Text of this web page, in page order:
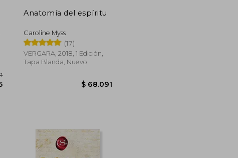
Anatomía del espíritu
Caroline Myss
(17)
VERGARA, 2018, 1 Edición,
Tapa Blanda, Nuevo